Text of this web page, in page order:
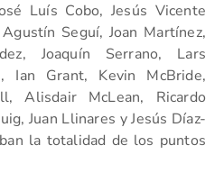
Luís Cobo, Jesús Vicente
Seguí, Joan Martínez,
Joaquín Serrano, Lars
Ian Grant, Kevin McBride,
Alisdair McLean, Ricardo
Juan Llinares y Jesús Díaz-
la totalidad de los puntos